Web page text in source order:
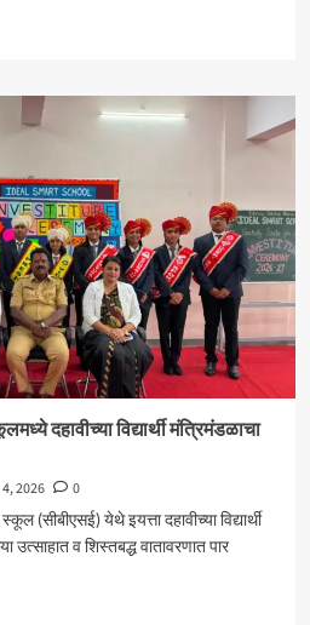
दहावीच्या विद्यार्थी मंत्रिमंडळाचा
2026
0
(सीबीएसई) येथे इयत्ता दहावीच्या विद्यार्थी
उत्साहात व शिस्तबद्ध वातावरणात पार